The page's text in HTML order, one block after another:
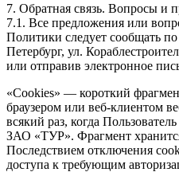
7. Обратная связь. Вопросы и
7.1. Все предложения или
Политики следует сообщать
Петербург, ул.
или отправив электронное
«Cookies» — короткий
браузером или веб-клиентом
всякий раз, когда
ЗАО «ТУР». Фрагмент
Последствием отключения
доступа к требующим